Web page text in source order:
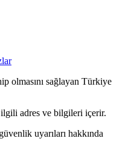
olmasını sağlayan Türkiye
adres ve bilgileri içerir.
uyarıları hakkında